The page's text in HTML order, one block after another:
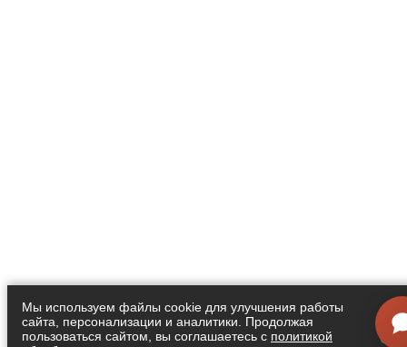
Мы используем файлы cookie для улучшения работы
сайта, персонализации и аналитики. Продолжая
пользоваться сайтом, вы соглашаетесь с политикой
Я